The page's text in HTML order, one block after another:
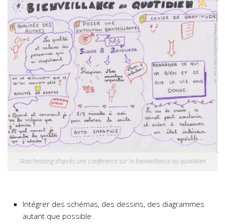
Sketchnoting d’après une conférence sur la bienveillance au quotidien
Intégrer des schémas, des dessins, des diagrammes
autant que possible